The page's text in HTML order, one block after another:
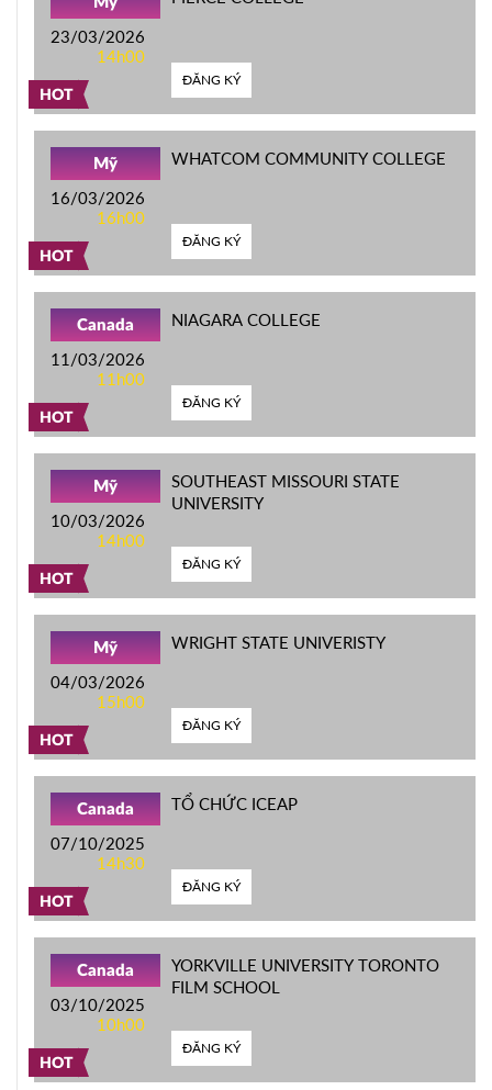
HOT
23/03/2026
14h00
ĐĂNG KÝ
HOT
Mỹ
16/03/2026
16h00
WHATCOM COMMUNITY COLLEGE
ĐĂNG KÝ
HOT
Canada
11/03/2026
11h00
NIAGARA COLLEGE
ĐĂNG KÝ
HOT
Mỹ
10/03/2026
14h00
SOUTHEAST MISSOURI STATE
UNIVERSITY
ĐĂNG KÝ
HOT
Mỹ
04/03/2026
15h00
WRIGHT STATE UNIVERISTY
ĐĂNG KÝ
HOT
Canada
07/10/2025
14h30
TỔ CHỨC ICEAP
ĐĂNG KÝ
HOT
Canada
03/10/2025
10h00
YORKVILLE UNIVERSITY TORONTO
FILM SCHOOL
ĐĂNG KÝ